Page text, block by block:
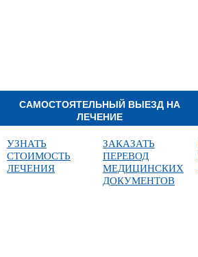
САМОСТОЯТЕЛЬНЫЙ ВЫЕЗД НА
ЛЕЧЕНИЕ
УЗНАТЬ
СТОИМОСТЬ
ЛЕЧЕНИЯ
ЗАКАЗАТЬ
ПЕРЕВОД
МЕДИЦИНСКИХ
ДОКУМЕНТОВ